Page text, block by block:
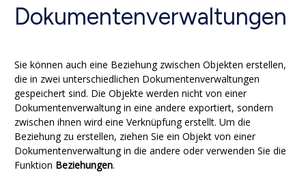
Dokumentenverwaltungen
Sie können auch eine Beziehung zwischen Objekten erstellen,
die in zwei unterschiedlichen Dokumentenverwaltungen
gespeichert sind. Die Objekte werden nicht von einer
Dokumentenverwaltung in eine andere exportiert, sondern
zwischen ihnen wird eine Verknüpfung erstellt. Um die
Beziehung zu erstellen, ziehen Sie ein Objekt von einer
Dokumentenverwaltung in die andere oder verwenden Sie die
Funktion Beziehungen.